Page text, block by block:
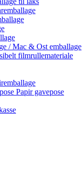
/ Mac & Ost emballage
filmrullemateriale
Papir gavepose